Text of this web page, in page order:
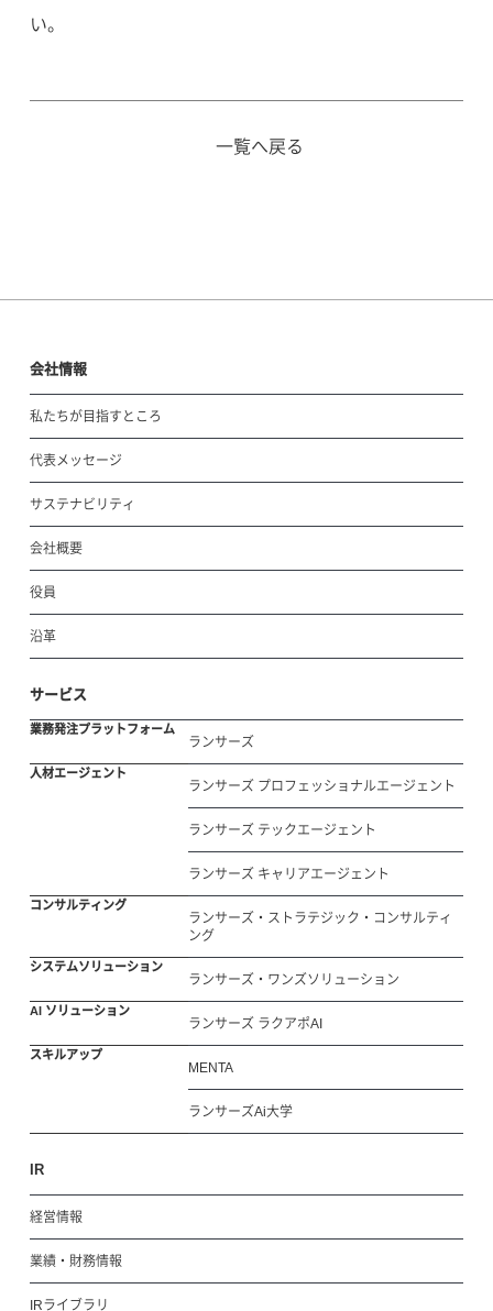
い。
一覧へ戻る
会社情報
私たちが目指すところ
代表メッセージ
サステナビリティ
会社概要
役員
沿革
サービス
業務発注プラットフォーム
ランサーズ
人材エージェント
ランサーズ プロフェッショナルエージェント
ランサーズ テックエージェント
ランサーズ キャリアエージェント
コンサルティング
ランサーズ・ストラテジック・コンサルティ
ング
システムソリューション
ランサーズ・ワンズソリューション
AI ソリューション
ランサーズ ラクアポAI
スキルアップ
MENTA
ランサーズAi大学
IR
経営情報
業績・財務情報
IRライブラリ